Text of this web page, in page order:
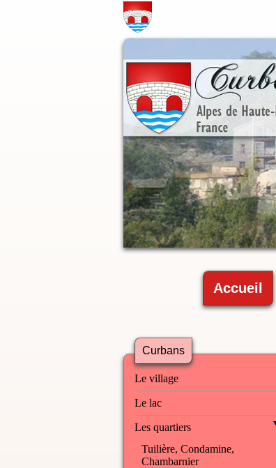
Accueil
Curbans
Le village
Le lac
Les quartiers
Tuilière, Condamine,
Chambarnier